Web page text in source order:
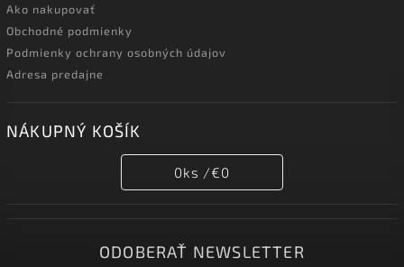
Ako nakupovať
Obchodné podmienky
Podmienky ochrany osobných údajov
Adresa predajne
NÁKUPNÝ KOŠÍK
0ks /€0
ODOBERAŤ NEWSLETTER